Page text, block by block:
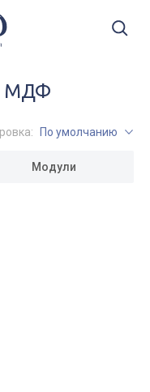
МДФ
По умолчанию
Модули